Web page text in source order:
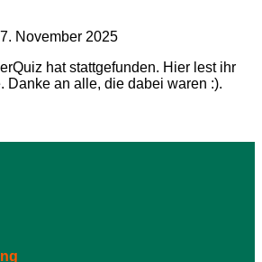
November 2025
hat stattgefunden. Hier lest ihr
Danke an alle, die dabei waren :).